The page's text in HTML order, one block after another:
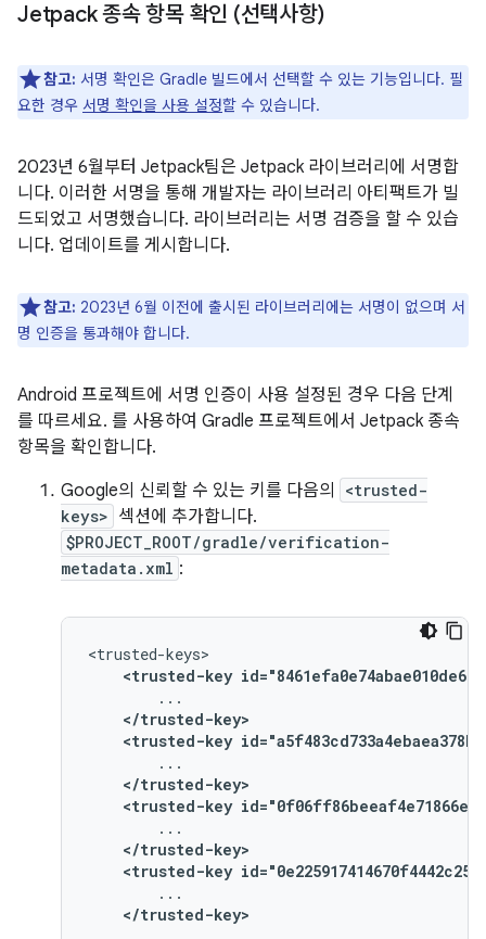
Jetpack 종속 항목 확인 (선택사항)
참고: 서명 확인은 Gradle 빌드에서 선택할 수 있는 기능입니다. 필
요한 경우 서명 확인을 사용 설정할 수 있습니다.
2023년 6월부터 Jetpack팀은 Jetpack 라이브러리에 서명합
니다. 이러한 서명을 통해 개발자는 라이브러리 아티팩트가 빌
드되었고 서명했습니다. 라이브러리는 서명 검증을 할 수 있습
니다. 업데이트를 게시합니다.
참고: 2023년 6월 이전에 출시된 라이브러리에는 서명이 없으며 서
명 인증을 통과해야 합니다.
Android 프로젝트에 서명 인증이 사용 설정된 경우 다음 단계
를 따르세요. 를 사용하여 Gradle 프로젝트에서 Jetpack 종속
항목을 확인합니다.
Google의 신뢰할 수 있는 키를 다음의
<trusted-
keys> 섹션에 추가합니다.
$PROJECT_ROOT/gradle/verification-
metadata.xml :
<trusted-key
</trusted-key>
<trusted-key
</trusted-key>
<trusted-key
</trusted-key>
<trusted-key
</trusted-key>